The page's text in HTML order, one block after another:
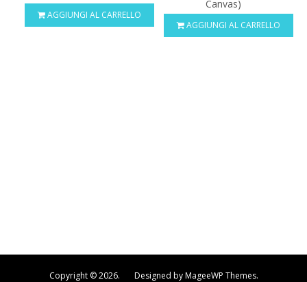
AGGIUNGI AL CARRELLO
Canvas)
AGGIUNGI AL CARRELLO
Copyright © 2026. Designed by MageeWP Themes.